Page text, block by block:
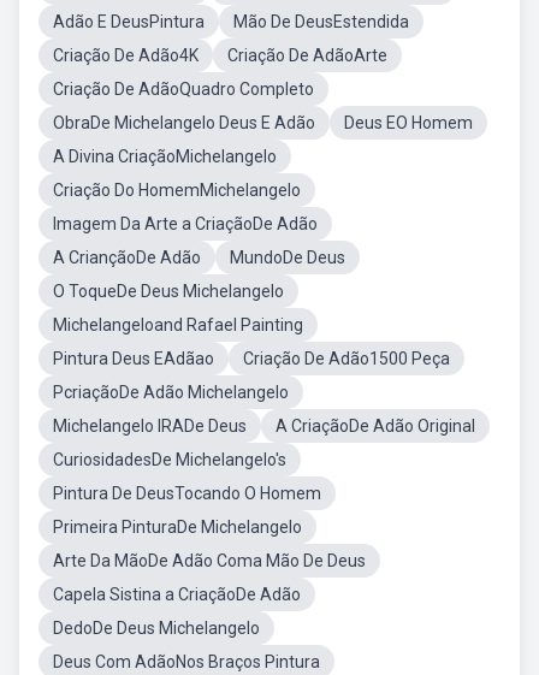
Adão E DeusPintura
Mão De DeusEstendida
Criação De Adão4K
Criação De AdãoArte
Criação De AdãoQuadro Completo
ObraDe Michelangelo Deus E Adão
Deus EO Homem
A Divina CriaçãoMichelangelo
Criação Do HomemMichelangelo
Imagem Da Arte a CriaçãoDe Adão
A CriançãoDe Adão
MundoDe Deus
O ToqueDe Deus Michelangelo
Michelangeloand Rafael Painting
Pintura Deus EAdãao
Criação De Adão1500 Peça
PcriaçãoDe Adão Michelangelo
Michelangelo IRADe Deus
A CriaçãoDe Adão Original
CuriosidadesDe Michelangelo's
Pintura De DeusTocando O Homem
Primeira PinturaDe Michelangelo
Arte Da MãoDe Adão Coma Mão De Deus
Capela Sistina a CriaçãoDe Adão
DedoDe Deus Michelangelo
Deus Com AdãoNos Braços Pintura